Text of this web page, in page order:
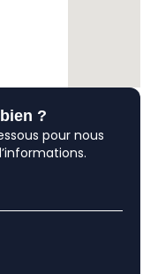
?
pour nous